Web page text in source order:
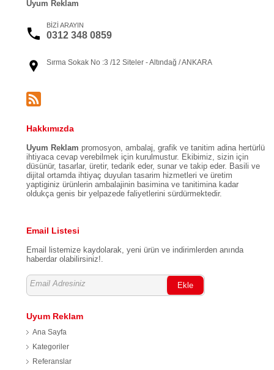
Uyum Reklam
BİZİ ARAYIN
0312 348 0859
Sırma Sokak No :3 /12 Siteler - Altındağ / ANKARA
Hakkımızda
Uyum Reklam promosyon, ambalaj, grafik ve tanitim adina hertürlü
ihtiyaca cevap verebilmek için kurulmustur. Ekibimiz, sizin için
düsünür, tasarlar, üretir, tedarik eder, sunar ve takip eder. Basili ve
dijital ortamda ihtiyaç duyulan tasarim hizmetleri ve üretim
yaptiginiz ürünlerin ambalajinin basimina ve tanitimina kadar
oldukça genis bir yelpazede faliyetlerini sürdürmektedir.
Email Listesi
Email listemize kaydolarak, yeni ürün ve indirimlerden anında
haberdar olabilirsiniz!.
Ekle
Uyum Reklam
Ana Sayfa
Kategoriler
Referanslar